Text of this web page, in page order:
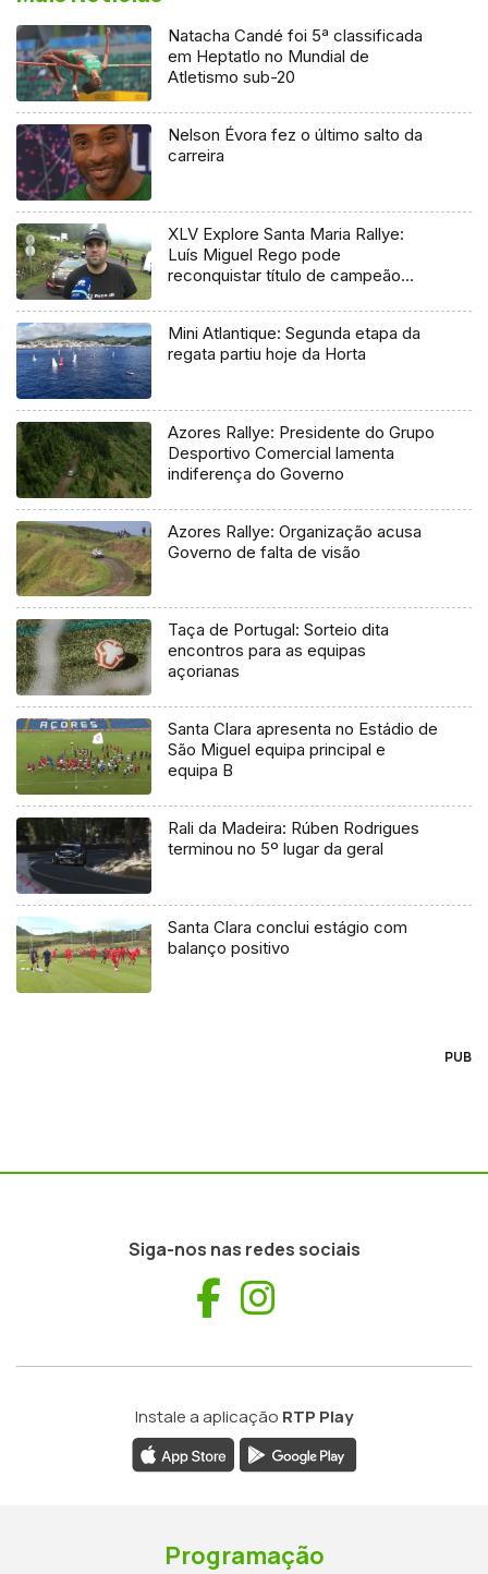
Natacha Candé foi 5ª classificada
em Heptatlo no Mundial de
Atletismo sub-20
Nelson Évora fez o último salto da
carreira
XLV Explore Santa Maria Rallye:
Luís Miguel Rego pode
reconquistar título de campeão
Mini Atlantique: Segunda etapa da
regata partiu hoje da Horta
Azores Rallye: Presidente do Grupo
Desportivo Comercial lamenta
indiferença do Governo
Azores Rallye: Organização acusa
Governo de falta de visão
Taça de Portugal: Sorteio dita
encontros para as equipas
açorianas
Santa Clara apresenta no Estádio de
São Miguel equipa principal e
equipa B
Rali da Madeira: Rúben Rodrigues
terminou no 5º lugar da geral
Santa Clara conclui estágio com
balanço positivo
PUB
Siga-nos nas redes sociais
Facebook
Instale a aplicação RTP Play
Programação